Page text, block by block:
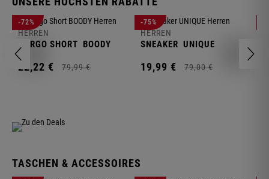
-72%
HERREN
CARGO SHORT BOODY
22,22 € 79,99 €
-75%
HERREN
SNEAKER UNIQUE
19,99 € 79,00 €
TASCHEN & ACCESSOIRES